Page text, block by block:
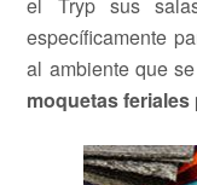
el Tryp sus
específicamente
al ambiente que
moquetas feriales